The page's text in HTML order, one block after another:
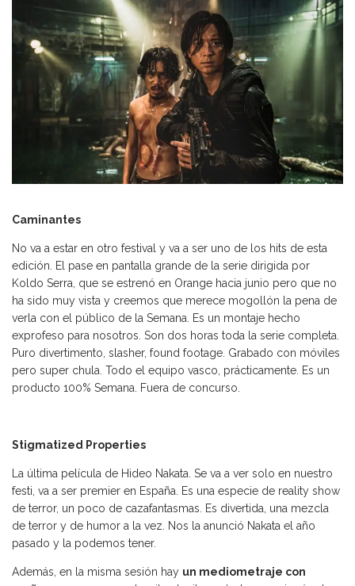
Caminantes
No va a estar en otro festival y va a ser uno de los hits de esta
edición. El pase en pantalla grande de la serie dirigida por
Koldo Serra, que se estrenó en Orange hacia junio pero que no
ha sido muy vista y creemos que merece mogollón la pena de
verla con el público de la Semana. Es un montaje hecho
exprofeso para nosotros. Son dos horas toda la serie completa.
Puro divertimento, slasher, found footage. Grabado con móviles
pero super chula. Todo el equipo vasco, prácticamente. Es un
producto 100% Semana. Fuera de concurso.
Stigmatized Properties
La última película de Hideo Nakata. Se va a ver solo en nuestro
festi, va a ser premier en España. Es una especie de reality show
de terror, un poco de cazafantasmas. Es divertida, una mezcla
de terror y de humor a la vez. Nos la anunció Nakata el año
pasado y la podemos tener.
Además, en la misma sesión hay un mediometraje con